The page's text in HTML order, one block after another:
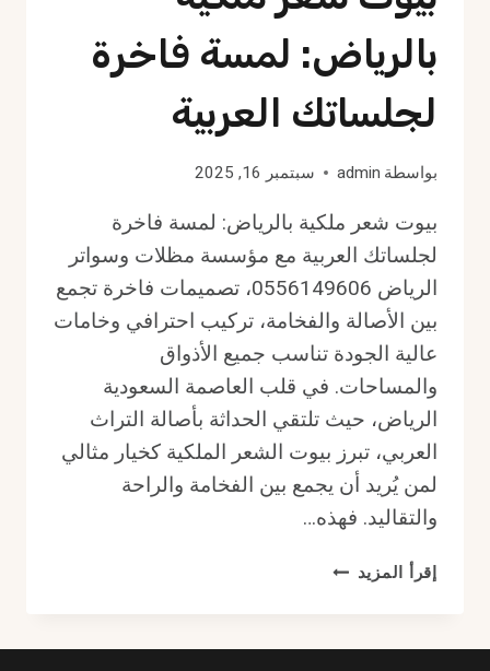
بالرياض: لمسة فاخرة
لجلساتك العربية
بواسطة admin سبتمبر 16, 2025
بيوت شعر ملكية بالرياض: لمسة فاخرة
لجلساتك العربية مع مؤسسة مظلات وسواتر
الرياض 0556149606، تصميمات فاخرة تجمع
بين الأصالة والفخامة، تركيب احترافي وخامات
عالية الجودة تناسب جميع الأذواق
والمساحات. في قلب العاصمة السعودية
الرياض، حيث تلتقي الحداثة بأصالة التراث
العربي، تبرز بيوت الشعر الملكية كخيار مثالي
لمن يُريد أن يجمع بين الفخامة والراحة
والتقاليد. فهذه…
إقرأ المزيد بيوت
بالرياض: